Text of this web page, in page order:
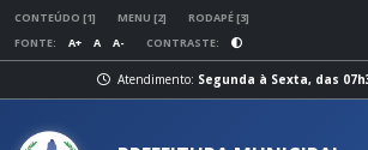
CONTEÚDO [1] MENU [2]
RODAPÉ [3]
FONTE:
A+ A A- CONTRASTE:
Atendimento: Segunda à Sexta, das